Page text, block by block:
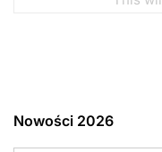
Nowości 2026